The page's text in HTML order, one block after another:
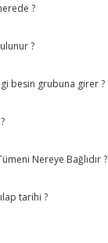
?
?
besin grubuna girer ?
Nereye Bağlıdır ?
tarihi ?